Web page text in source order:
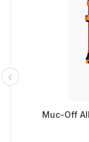
Muc-Off